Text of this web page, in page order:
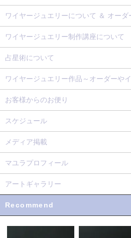
ワイヤージュエリーについて ＆ オーダ
ワイヤージュエリー制作講座について
占星術について
ワイヤージュエリー作品～オーダーや
お客様からのお便り
スケジュール
メディア掲載
マユラプロフィール
アートギャラリー
Recommend